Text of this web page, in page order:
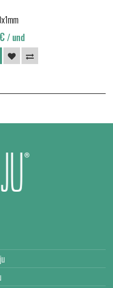
/ und